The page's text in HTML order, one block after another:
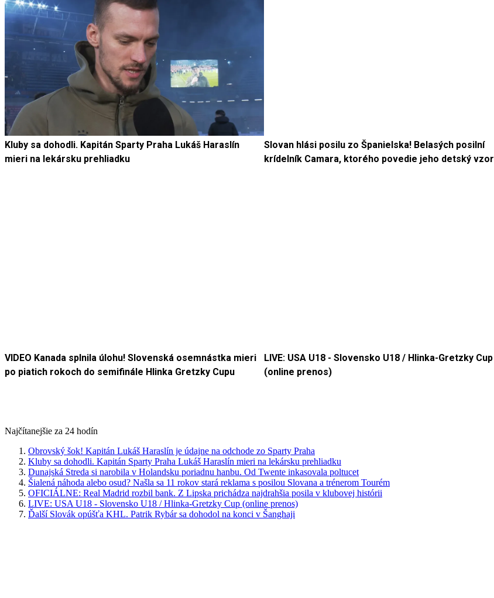
Kluby sa dohodli. Kapitán Sparty Praha Lukáš Haraslín
mieri na lekársku prehliadku
Slovan hlási posilu zo Španielska! Belasých posilní
krídelník Camara, ktorého povedie jeho detský vzor
VIDEO Kanada splnila úlohu! Slovenská osemnástka mieri
po piatich rokoch do semifinále Hlinka Gretzky Cupu
LIVE: USA U18 - Slovensko U18 / Hlinka-Gretzky Cup
(online prenos)
Najčítanejšie za 24 hodín
Obrovský šok! Kapitán Lukáš Haraslín je údajne na odchode zo Sparty Praha
Kluby sa dohodli. Kapitán Sparty Praha Lukáš Haraslín mieri na lekársku prehliadku
Dunajská Streda si narobila v Holandsku poriadnu hanbu. Od Twente inkasovala poltucet
Šialená náhoda alebo osud? Našla sa 11 rokov stará reklama s posilou Slovana a trénerom Tourém
OFICIÁLNE: Real Madrid rozbil bank. Z Lipska prichádza najdrahšia posila v klubovej histórii
LIVE: USA U18 - Slovensko U18 / Hlinka-Gretzky Cup (online prenos)
Ďalší Slovák opúšťa KHL. Patrik Rybár sa dohodol na konci v Šanghaji